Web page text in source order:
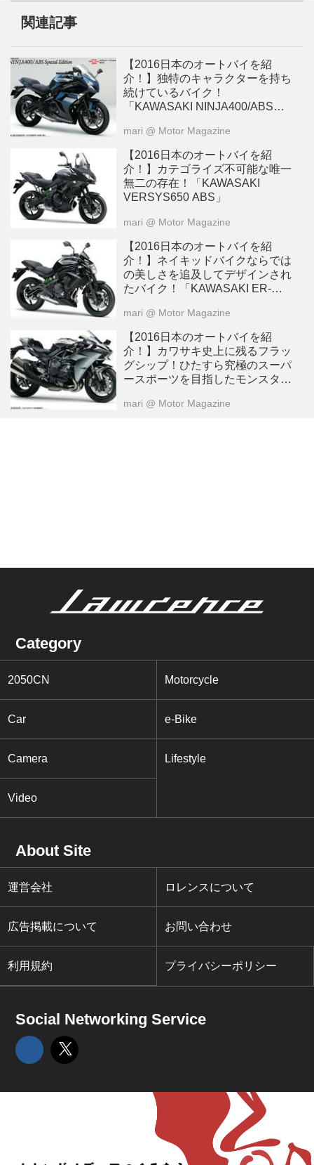
関連記事
【2016日本のオートバイを紹
介！】独特のキャラクターを持ち
続けているバイク！
「KAWASAKI NINJA400/ABS
mari @ Motor Magazine
【2016日本のオートバイを紹
介！】カテゴライズ不可能な唯一
無二の存在！「KAWASAKI
VERSYS650 ABS」
mari @ Motor Magazine
【2016日本のオートバイを紹
介！】ネイキッドバイクならでは
の美しさを追及してデザインされ
たバイク！「KAWASAKI ER-
mari @ Motor Magazine
【2016日本のオートバイを紹
介！】カワサキ史上に残るフラッ
グシップ！ひたすら究極のスーパ
ースポーツを目指したモンスター
H2」
mari @ Motor Magazine
Category
2050CN Motorcycle
Car e-Bike
Camera Lifestyle
Video
About Site
運営会社 ロレンスについて
広告掲載について お問い合わせ
利用規約 プライバシーポリシー
Social Networking Service